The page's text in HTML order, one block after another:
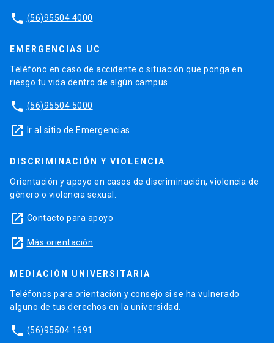
phone (56)95504 4000
EMERGENCIAS UC
Teléfono en caso de accidente o situación que ponga en
riesgo tu vida dentro de algún campus.
phone (56)95504 5000
launch Ir al sitio de Emergencias
DISCRIMINACIÓN Y VIOLENCIA
Orientación y apoyo en casos de discriminación, violencia de
género o violencia sexual.
launch Contacto para apoyo
launch Más orientación
MEDIACIÓN UNIVERSITARIA
Teléfonos para orientación y consejo si se ha vulnerado
alguno de tus derechos en la universidad.
phone (56)95504 1691